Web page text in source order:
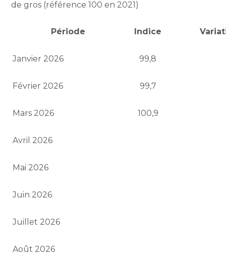
de gros (référence 100 en 2021)
Période Indice
Janvier 2026 99,8
Février 2026 99,7
Mars 2026 100,9
Avril 2026
Mai 2026
Juin 2026
Juillet 2026
Août 2026